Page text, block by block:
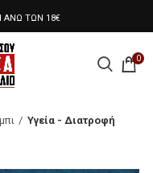
ΤΩΝ 18€
0
Υγεία - Διατροφή